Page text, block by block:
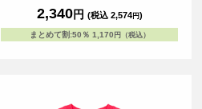
2,340円 (税込 2,574円)
まとめて割:50％ 1,170 円（税込）